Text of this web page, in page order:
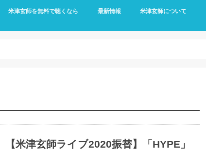
米津玄師を無料で聴くなら 最新情報 米津玄師について
【米津玄師ライブ2020振替】「HYPE」